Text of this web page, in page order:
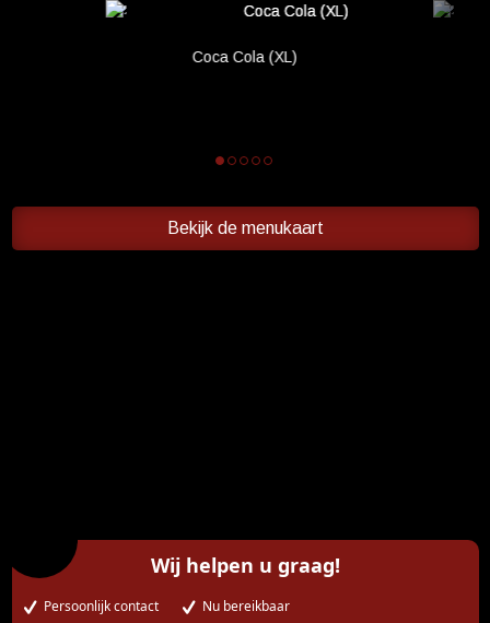
Tarieven
Coca Cola (XL)
Bekijk de menukaart
Wij helpen u graag!
Persoonlijk contact Nu bereikbaar